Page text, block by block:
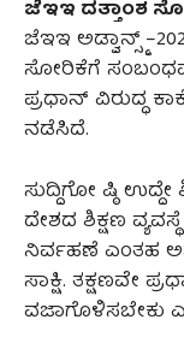
ಜೆಇಇ ದತ್ತಾಂಶ
ಜೆಇಇ
ಸೋರಿಕೆಗೆ
ಪ್ರಧಾನ್ ವಿರುದ್ಧ
ನಡೆಸಿದೆ.
ಸುದ್ದಿಗೋ ಷ್ಠಿ
ದೇಶದ ಶಿಕ್ಷಣ
ನಿರ್ವಹಣೆ ಎಂತಹ
ಸಾಕ್ಷಿ. ತಕ್ಷಣವೇ
ವಜಾಗೊಳಿಸಬೇಕು